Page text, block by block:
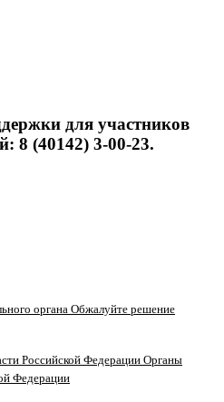
для участников
8 (40142) 3-00-23.
Обжалуйте решение
Органы
Федерации